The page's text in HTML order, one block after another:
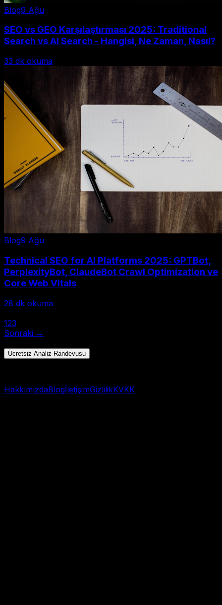
Blog9 Ağu
SEO vs GEO Karşılaştırması 2025: Traditional
Search vs AI Search - Hangisi, Ne Zaman, Nasıl?
33 dk okuma
Blog9 Ağu
Technical SEO for AI Platforms 2025: GPTBot,
PerplexityBot, ClaudeBot Crawl Optimization ve
Core Web Vitals
28 dk okuma
123
Sonraki →
Ücretsiz Analiz Randevusu
HakkımızdaBlogİletişimGizlilikKVKK